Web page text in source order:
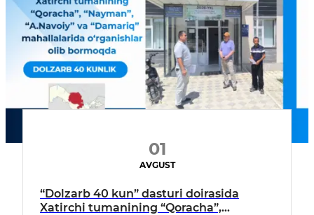
01
AVGUST
“Dolzarb 40 kun” dasturi doirasida
Xatirchi tumanining “Qoracha”,